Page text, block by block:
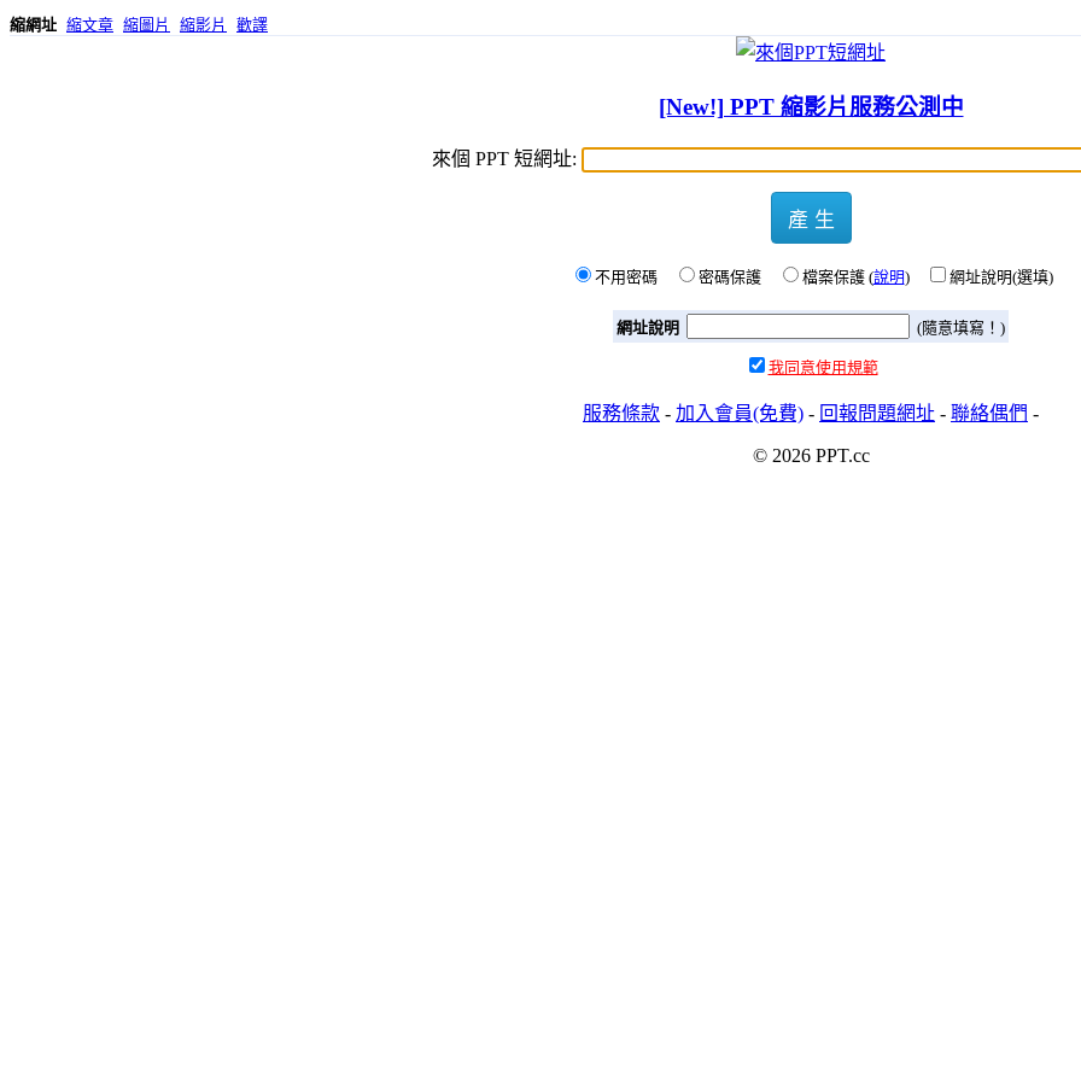
縮網址 縮文章 縮圖片 縮影片 歡譯
[New!] PPT 縮影片服務公測中
來個 PPT 短網址:
產 生
不用密碼 密碼保護 檔案保護 (說明) 網址說明(選填)
網址說明 (隨意填寫！)
我同意使用規範
服務條款 - 加入會員(免費) - 回報問題網址 - 聯絡偶們 -
© 2026 PPT.cc